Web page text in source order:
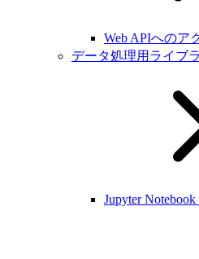
Web APIへのア
データ処理用ライブ
Jupyter